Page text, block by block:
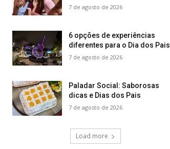
7 de agosto de 2026
6 opções de experiências
diferentes para o Dia dos Pais
7 de agosto de 2026
Paladar Social: Saborosas
dicas e Dias dos Pais
7 de agosto de 2026
Load more